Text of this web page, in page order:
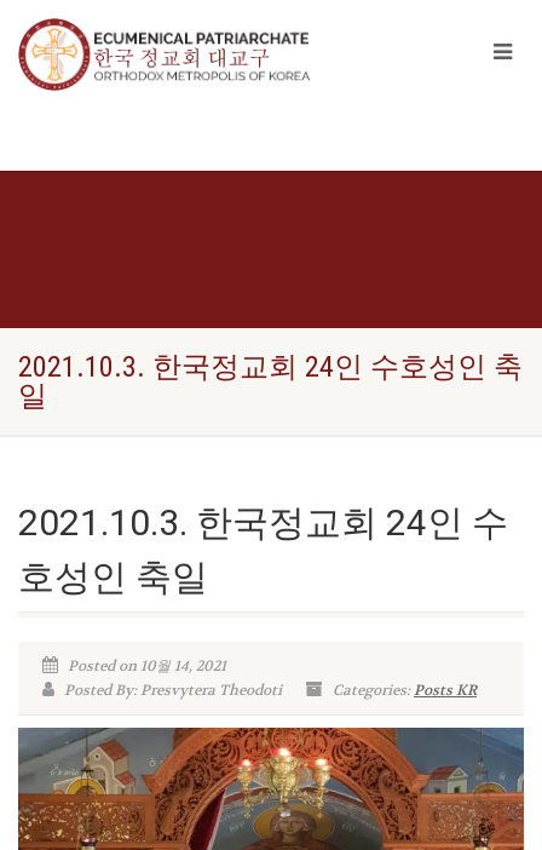
2021.10.3. 한국정교회 24인 수호성인 축
일
2021.10.3. 한국정교회 24인 수
호성인 축일
Posted on 10월 14, 2021
Posted By: Presvytera Theodoti
Categories:Posts KR